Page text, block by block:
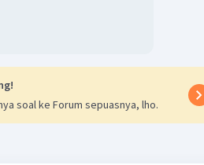
soal ke Forum sepuasnya, lho.